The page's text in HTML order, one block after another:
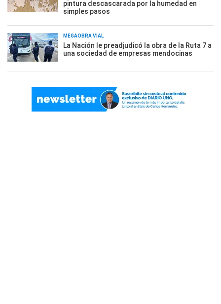
pintura descascarada por la humedad en
simples pasos
MEGAOBRA VIAL
La Nación le preadjudicó la obra de la Ruta 7 a
una sociedad de empresas mendocinas